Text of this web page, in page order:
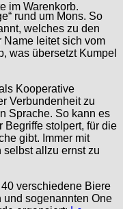
im Warenkorb.
rund um Mons. So
welches zu den
Name leitet sich vom
was übersetzt Kumpel
Kooperative
Verbundenheit zu
Sprache. So kann es
Begriffe stolpert, für die
gibt. Immer mit
allzu ernst zu
verschiedene Biere
sogenannten One